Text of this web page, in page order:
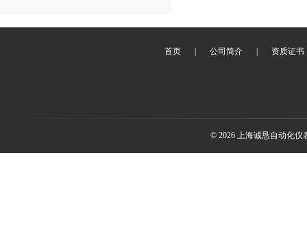
首页 公司简介 资质证书
© 2026 上海诚恳自动化仪